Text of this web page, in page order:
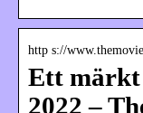
http s://
Ett märkt
2022 –